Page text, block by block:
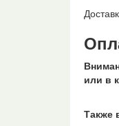
или в
Также